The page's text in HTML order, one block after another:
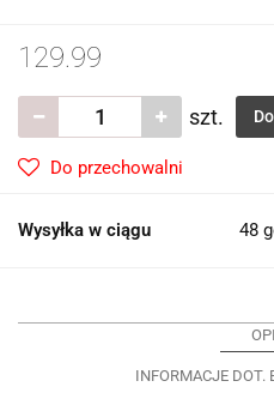
129.99
szt.
Do przechowalni
Wysyłka w ciągu 48
INFORMACJE DOT.